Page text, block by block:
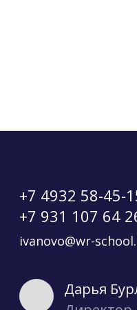
+7 4932 58-45-
+7 931 107 64
ivanovo@wr-
Дарья